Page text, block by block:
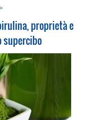
proprietà e